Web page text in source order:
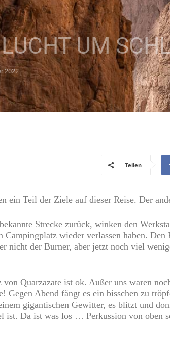
UM
2022
Teilen
ein Teil der Ziele auf dieser Reise. Der
Strecke zurück, winken den
Campingplatz wieder verlassen haben.
nicht der Burner, aber jetzt noch viel
von Quarzazate ist ok. Außer uns waren
Gegen Abend fängt es ein bisschen zu
gigantischen Gewitter, es blitzt und
ist. Da ist was los … Perkussion von oben